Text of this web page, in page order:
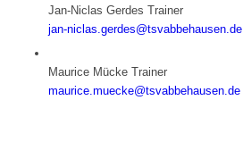
Jan-Niclas Gerdes Trainer
jan-niclas.gerdes@tsvabbehausen.de
Maurice Mücke Trainer
maurice.muecke@tsvabbehausen.de